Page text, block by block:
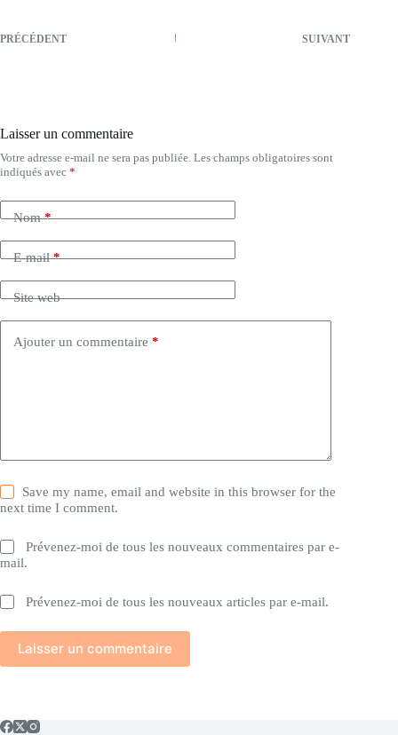
PRÉCÉDENT SUIVANT
Laisser un commentaire
Votre adresse e-mail ne sera pas publiée. Les champs obligatoires sont
indiqués avec *
Nom*
E-mail*
Site web
Ajouter un commentaire *
Save my name, email and website in this browser for the
next time I comment.
Prévenez-moi de tous les nouveaux commentaires par e-
mail.
Prévenez-moi de tous les nouveaux articles par e-mail.
Laisser un commentaire